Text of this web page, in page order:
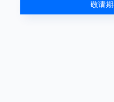
敬请